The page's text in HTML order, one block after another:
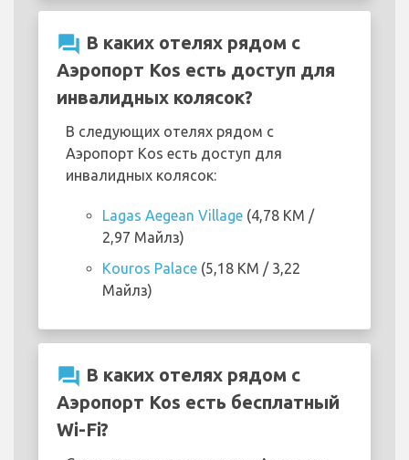
question_answer В каких отелях рядом с
Аэропорт Kos есть доступ для
инвалидных колясок?
В следующих отелях рядом с
Аэропорт Kos есть доступ для
инвалидных колясок:
Lagas Aegean Village (4,78 KM /
2,97 Майлз)
Kouros Palace (5,18 KM / 3,22
Майлз)
question_answer В каких отелях рядом с
Аэропорт Kos есть бесплатный
Wi-Fi?